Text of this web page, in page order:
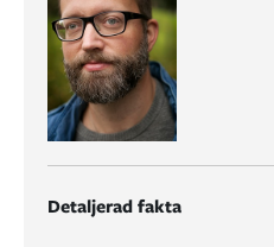
Detaljerad fakta